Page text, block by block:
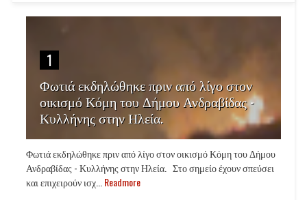
1
Φωτιά εκδηλώθηκε πριν από λίγο στον
οικισμό Κόμη του Δήμου Ανδραβίδας -
Κυλλήνης στην Ηλεία.
Φωτιά εκδηλώθηκε πριν από λίγο στον οικισμό Κόμη του Δήμου
Ανδραβίδας - Κυλλήνης στην Ηλεία. Στο σημείο έχουν σπεύσει
και επιχειρούν ισχ...Readmore